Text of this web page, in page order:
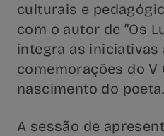
culturais e
com o autor de “Os
integra as iniciativas
comemorações do V
nascimento do poeta.
A sessão de